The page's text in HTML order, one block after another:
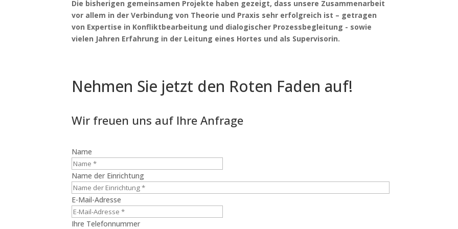
Die bisherigen gemeinsamen Projekte haben gezeigt, dass unsere Zusammenarbeit
vor allem in der Verbindung von Theorie und Praxis sehr erfolgreich ist – getragen
von Expertise in Konfliktbearbeitung und dialogischer Prozessbegleitung - sowie
vielen Jahren Erfahrung in der Leitung eines Hortes und als Supervisorin.
Nehmen Sie jetzt den Roten Faden auf!
Wir freuen uns auf Ihre Anfrage
Name
Name der Einrichtung
E-Mail-Adresse
Ihre Telefonnummer